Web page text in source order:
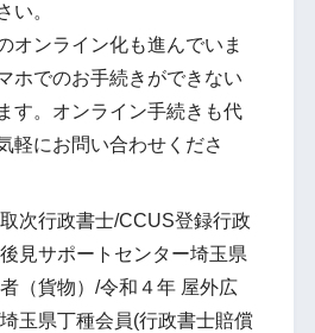
い。
オンライン化も進んでいま
ホでのお手続きができない
す。オンライン手続きも代
軽にお問い合わせくださ
次行政書士/CCUS登録行政
見サポートセンター埼玉県
（貨物）/令和４年 屋外広
玉県丁種会員(行政書士賠償